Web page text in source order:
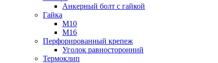
Анкерный болт с гайкой
Гайка
М10
М16
Перфорированный крепеж
Уголок равносторонний
Термоклип